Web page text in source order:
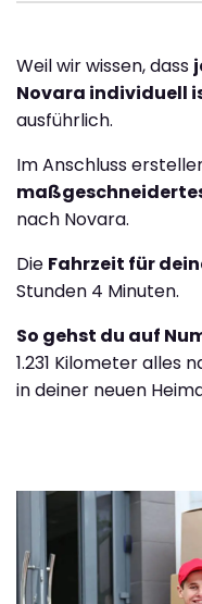
Weil wir wissen, dass
Novara individuell
ausführlich.
Im Anschluss
nach Novara.
Die Fahrzeit für
Stunden 4 Minuten.
So gehst du auf
1.231 Kilometer alles
in deiner neuen